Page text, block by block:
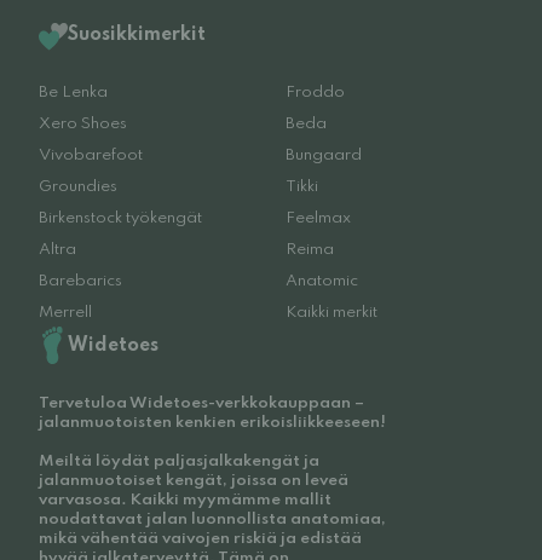
Suosikkimerkit
Be Lenka
Froddo
Xero Shoes
Beda
Vivobarefoot
Bungaard
Groundies
Tikki
Birkenstock työkengät
Feelmax
Altra
Reima
Barebarics
Anatomic
Merrell
Kaikki merkit
Widetoes
Tervetuloa Widetoes-verkkokauppaan –
jalanmuotoisten kenkien erikoisliikkeeseen!
Meiltä löydät paljasjalkakengät ja
jalanmuotoiset kengät, joissa on leveä
varvasosa. Kaikki myymämme mallit
noudattavat jalan luonnollista anatomiaa,
mikä vähentää vaivojen riskiä ja edistää